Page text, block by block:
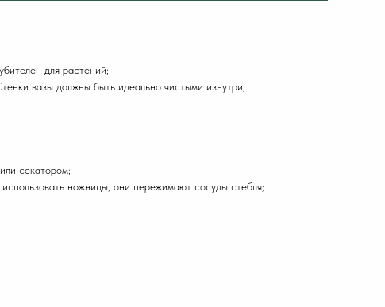
для растений;
вазы должны быть идеально чистыми изнутри;
секатором;
ножницы, они пережимают сосуды стебля;